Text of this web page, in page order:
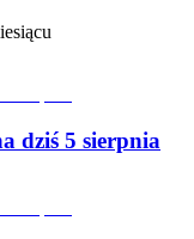
dziś 5 sierpnia